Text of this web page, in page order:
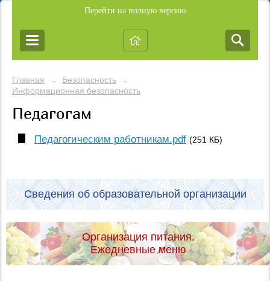
Перейти на полную версию
Главная → Безопасность →
Информационная безопасность
Педагогам
Педагогическим работникам.pdf (251 КБ)
Сведения об образовательной организации
Организация питания.
Ежедневные меню